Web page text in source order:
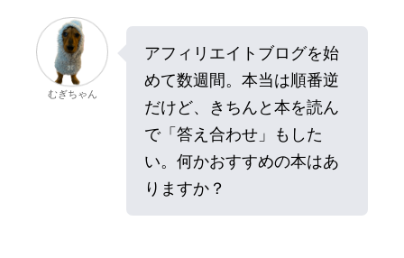
むぎちゃん
アフィリエイトブログを始
めて数週間。本当は順番逆
だけど、きちんと本を読ん
で「答え合わせ」もした
い。何かおすすめの本はあ
りますか？